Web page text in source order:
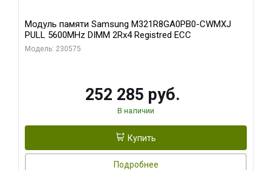
Модуль памяти Samsung M321R8GA0PB0-CWMXJ
PULL 5600MHz DIMM 2Rx4 Registred ECC
Модель: 230575
252 285 руб.
В наличии
Купить
Подробнее